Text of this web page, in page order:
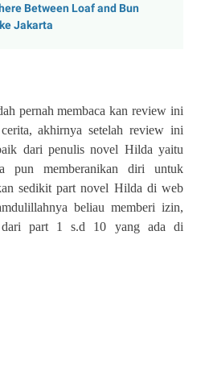
Between Loaf and Bun
Jakarta
pernah membaca kan review ini
akhirnya setelah review ini
dari penulis novel Hilda yaitu
pun memberanikan diri untuk
sedikit part novel Hilda di web
beliau memberi izin,
part 1 s.d 10 yang ada di